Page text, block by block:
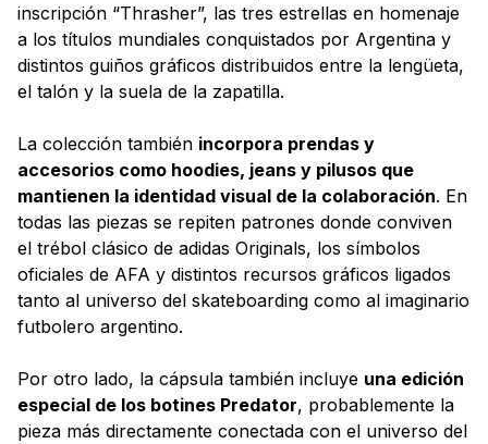
inscripción “Thrasher”, las tres estrellas en homenaje
a los títulos mundiales conquistados por Argentina y
distintos guiños gráficos distribuidos entre la lengüeta,
el talón y la suela de la zapatilla.
La colección también incorpora prendas y
accesorios como hoodies, jeans y pilusos que
mantienen la identidad visual de la colaboración. En
todas las piezas se repiten patrones donde conviven
el trébol clásico de adidas Originals, los símbolos
oficiales de AFA y distintos recursos gráficos ligados
tanto al universo del skateboarding como al imaginario
futbolero argentino.
Por otro lado, la cápsula también incluye una edición
especial de los botines Predator, probablemente la
pieza más directamente conectada con el universo del